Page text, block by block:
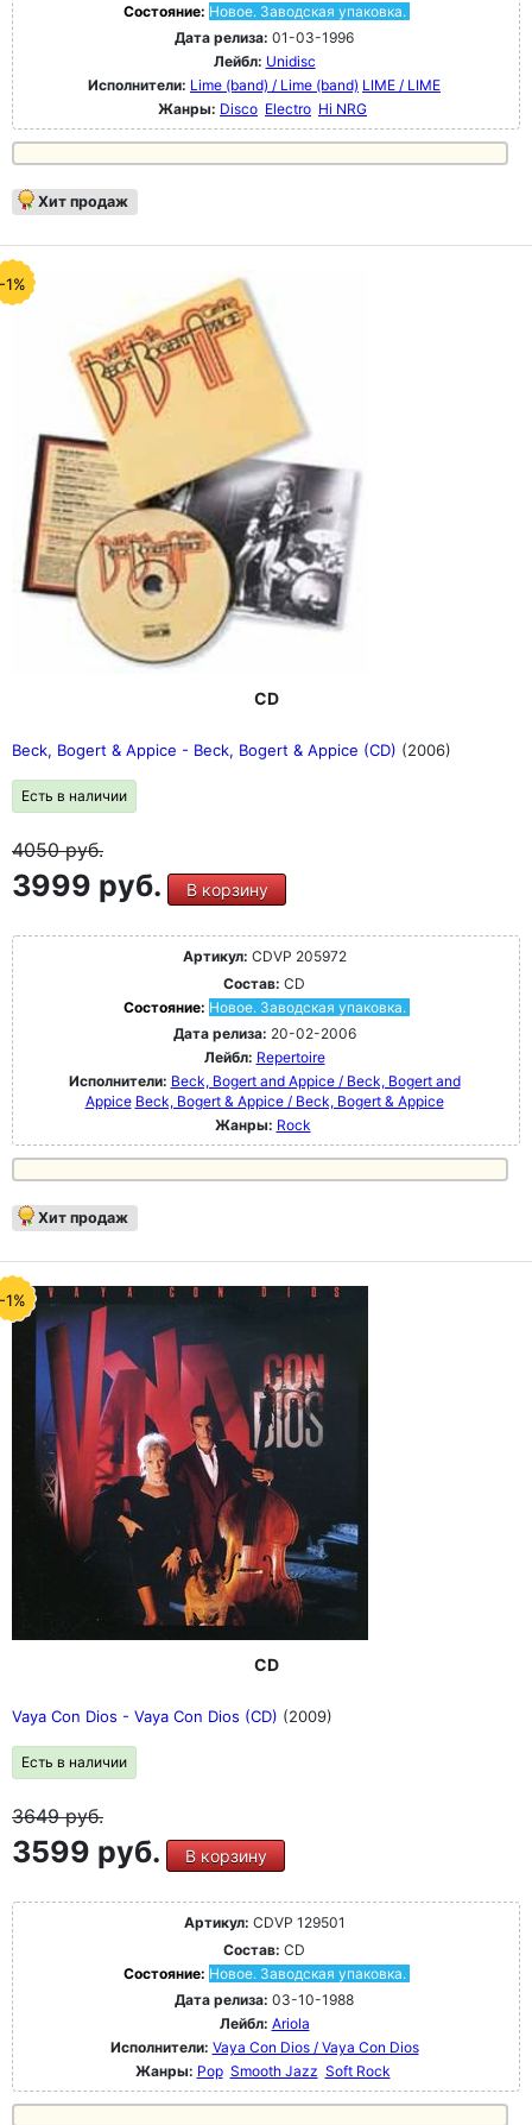
Состояние: Новое. Заводская упаковка.
Дата релиза: 01-03-1996
Лейбл: Unidisc
Исполнители: Lime (band) / Lime (band) LIME / LIME
Жанры: Disco Electro Hi NRG
Хит продаж
-1%
CD
Beck, Bogert & Appice - Beck, Bogert & Appice (CD) (2006)
Есть в наличии
4050руб.
3999 руб. В корзину
Артикул: CDVP 205972
Состав: CD
Состояние: Новое. Заводская упаковка.
Дата релиза: 20-02-2006
Лейбл: Repertoire
Исполнители: Beck, Bogert and Appice / Beck, Bogert and
Appice Beck, Bogert & Appice / Beck, Bogert & Appice
Жанры: Rock
Хит продаж
-1%
CD
Vaya Con Dios - Vaya Con Dios (CD) (2009)
Есть в наличии
3649руб.
3599 руб. В корзину
Артикул: CDVP 129501
Состав: CD
Состояние: Новое. Заводская упаковка.
Дата релиза: 03-10-1988
Лейбл: Ariola
Исполнители: Vaya Con Dios / Vaya Con Dios
Жанры: Pop Smooth Jazz Soft Rock